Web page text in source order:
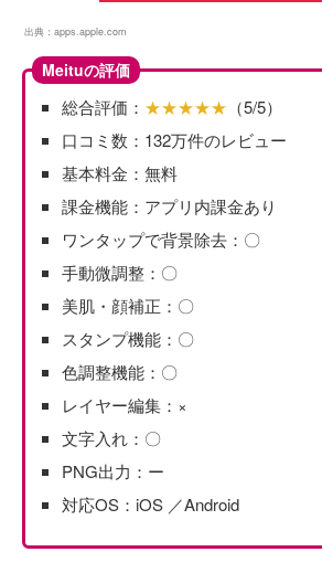
出典： apps.apple.com
Meituの評価
総合評価： ★★★★★ （5/5）
口コミ数：132万件のレビュー
基本料金：無料
課金機能：アプリ内課金あり
ワンタップで背景除去：〇
手動微調整：〇
美肌・顔補正：〇
スタンプ機能：〇
色調整機能：〇
レイヤー編集：×
文字入れ：〇
PNG出力：ー
対応OS：iOS ／Android